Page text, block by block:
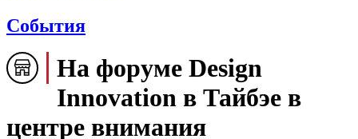
События
На форуме Design
Innovation в Тайбэе в
центре внимания